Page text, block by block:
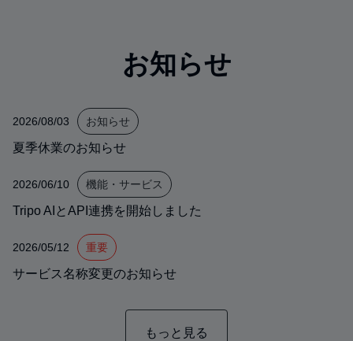
お知らせ
2026/08/03 お知らせ
夏季休業のお知らせ
2026/06/10 機能・サービス
Tripo AIとAPI連携を開始しました
2026/05/12 重要
サービス名称変更のお知らせ
もっと見る